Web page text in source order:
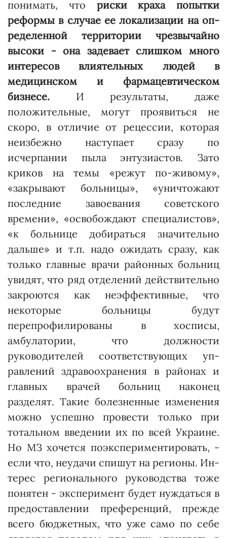
понимать, что риски краха попытки
реформы в случае ее локализации на оп­
ределенной территории чрезвычайно
высоки - она задевает слишком много
интересов влиятельных людей в
медицинском и фармацевтическом
бизнесе. И результаты, даже
положительные, могут проявиться не
скоро, в отличие от рецессии, которая
неизбежно нас­тупает сра­зу по
исчерпании пыла энтузиастов. Зато
криков на темы «режут по-живому»,
«закрывают больницы», «уничтожают
последние завоевания советского
времени», «освобождают специалистов»,
«к больнице добираться значительно
дальше» и т.п. надо ожидать сразу, как
только главные врачи районных больниц
увидят, что ряд отделений действительно
закроются как неэффективные, что
некото­рые больницы будут
перепрофилированы в хосписы,
амбулатории, что должнос­ти
руководителей соответствующих уп­
равлений здравоохранения в районах и
главных врачей больниц наконец
разделят. Такие болезненные изменения
можно успешно провести только при
тотальном введении их по всей Украине.
Но МЗ хочется поэкспериментировать, -
если что, неудачи спишут на регионы. Ин­­
терес регионального руководства тоже
понятен - эксперимент будет нуждаться в
предоставлении преференций, преж­де
всего бюджетных, что уже само по себе